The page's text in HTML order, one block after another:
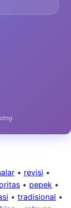
• revisi •
• pepek •
• tradisional •